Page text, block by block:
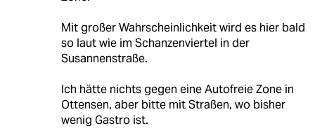
Mit großer Wahrscheinlichkeit wird es hier bald
so laut wie im Schanzenviertel in der
Susannenstraße.
Ich hätte nichts gegen eine Autofreie Zone in
Ottensen, aber bitte mit Straßen, wo bisher
wenig Gastro ist.